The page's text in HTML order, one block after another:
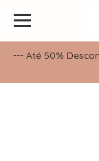
--- Até 50%